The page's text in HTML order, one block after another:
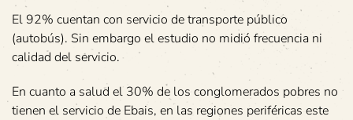
El 92% cuentan con servicio de transporte público
(autobús). Sin embargo el estudio no midió frecuencia ni
calidad del servicio.
En cuanto a salud el 30% de los conglomerados pobres no
tienen el servicio de Ebais, en las regiones periféricas este